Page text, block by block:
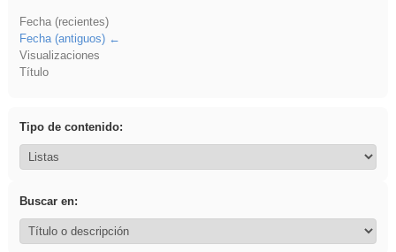
Fecha (recientes)
Fecha (antiguos)
Visualizaciones
Título
Tipo de contenido:
Buscar en: